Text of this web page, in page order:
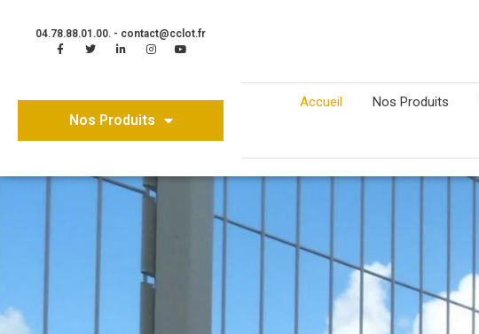
04.78.88.01.00. - contact@cclot.fr
Nos Produits
Accueil Nos Produits